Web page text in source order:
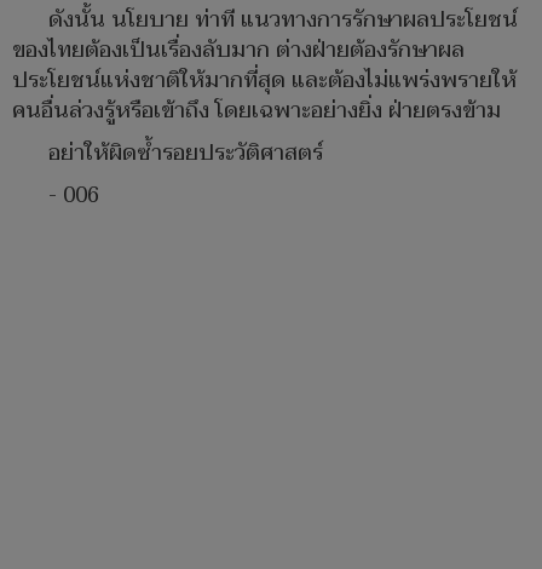
ดังนั้น​ นโยบาย ท่าที​ แนวทางการรักษาผลประโยชน์
ของไทยต้องเป็นเรื่องลับมาก​ ต่างฝ่ายต้องรักษาผล
ประโยชน์แห่งชาติให้มากที่สุด​ และต้องไม่แพร่งพรายให้
คนอื่นล่วงรู้หรือเข้าถึง​ โดยเฉพาะอย่างยิ่ง​ ฝ่ายตรงข้าม
อย่าให้ผิดซ้ำรอยประวัติศาสตร์
- 006